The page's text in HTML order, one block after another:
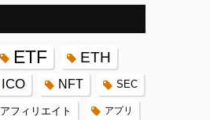
ETF ETH
ICO NFT SEC
アフィリエイト アプリ